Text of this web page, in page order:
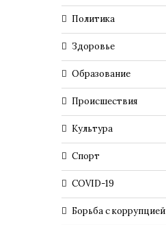
Политика
Здоровье
Образование
Происшествия
Культура
Спорт
COVID-19
Борьба с коррупцией